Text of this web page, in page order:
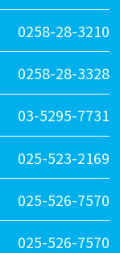
0258-28-3210
0258-28-3328
03-5295-7731
025-523-2169
025-526-7570
025-526-7570